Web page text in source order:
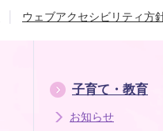
ウェブアクセシビリティ方
子育て・教育
お知らせ